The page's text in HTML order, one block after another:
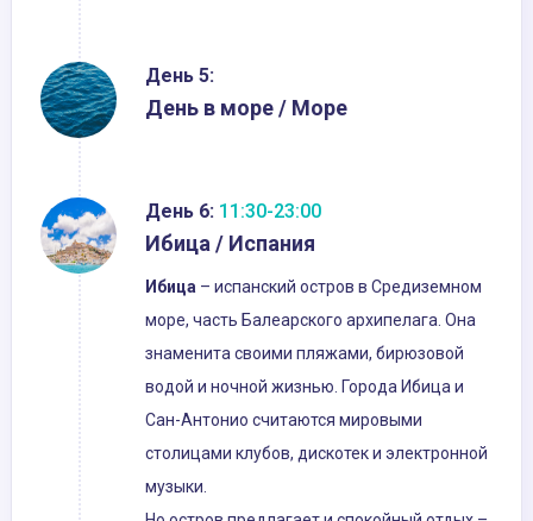
День 5:
День в море / Море
День 6: 11:30-23:00
Ибица / Испания
Ибица – испанский остров в Средиземном
море, часть Балеарского архипелага. Она
знаменита своими пляжами, бирюзовой
водой и ночной жизнью. Города Ибица и
Сан-Антонио считаются мировыми
столицами клубов, дискотек и электронной
музыки.